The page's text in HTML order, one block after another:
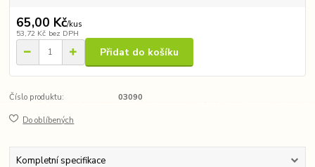
65,00 Kč/kus
53,72 Kč bez DPH
Přidat do košíku
Číslo produktu: 03090
Do oblíbených
Kompletní specifikace